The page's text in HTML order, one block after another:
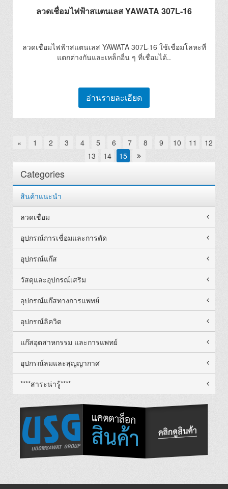
ลวดเชื่อมไฟฟ้าสแตนเลส YAWATA 307L-16
ลวดเชื่อมไฟฟ้าสแตนเลส YAWATA 307L-16 ใช้เชื่อมโลหะที่
แตกต่างกันและเหล็กอื่น ๆ ที่เชื่อมได้..
อ่านรายละเอียด
« 1 2 3 4 5 6 7 8 9 10 11
12
13
14 15
Categories
สินค้าแนะนำ
ลวดเชื่อม
อุปกรณ์การเชื่อมและการตัด
อุปกรณ์แก๊ส
วัสดุและอุปกรณ์เสริม
อุปกรณ์แก๊สทางการแพทย์
อุปกรณ์ลิควิด
แก๊สอุตสาหกรรม และการแพทย์
อุปกรณ์ลมและสุญญากาศ
****สาระน่ารู้****